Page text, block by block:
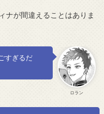
ナが間違えることはありま
ロラン
すぎるだ